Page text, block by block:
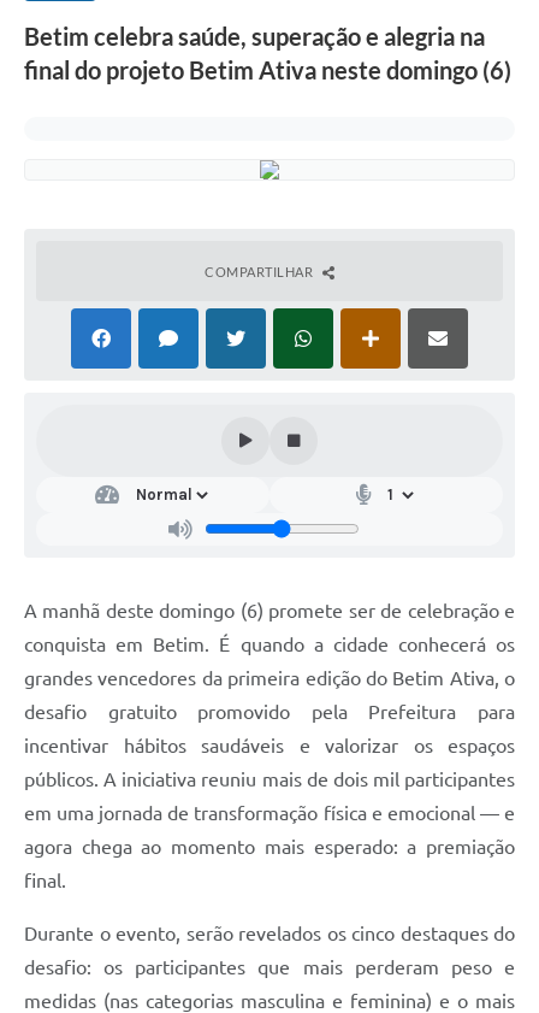
Betim celebra saúde, superação e alegria na
final do projeto Betim Ativa neste domingo (6)
COMPARTILHAR
A manhã deste domingo (6) promete ser de celebração e
conquista em Betim. É quando a cidade conhecerá os
grandes vencedores da primeira edição do Betim Ativa, o
desafio gratuito promovido pela Prefeitura para
incentivar hábitos saudáveis e valorizar os espaços
públicos. A iniciativa reuniu mais de dois mil participantes
em uma jornada de transformação física e emocional — e
agora chega ao momento mais esperado: a premiação
final.
Durante o evento, serão revelados os cinco destaques do
desafio: os participantes que mais perderam peso e
medidas (nas categorias masculina e feminina) e o mais